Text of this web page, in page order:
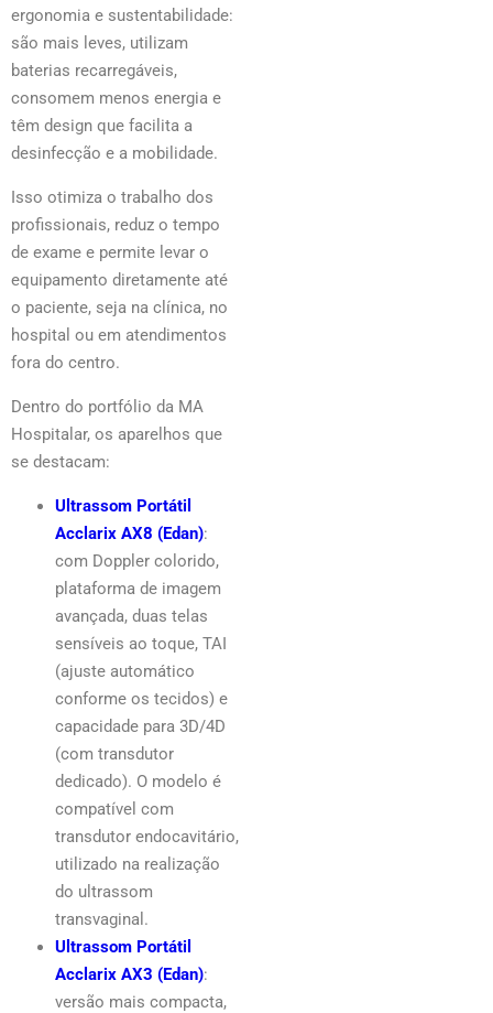
ergonomia e sustentabilidade:
são mais leves, utilizam
baterias recarregáveis,
consomem menos energia e
têm design que facilita a
desinfecção e a mobilidade.
Isso otimiza o trabalho dos
profissionais, reduz o tempo
de exame e permite levar o
equipamento diretamente até
o paciente, seja na clínica, no
hospital ou em atendimentos
fora do centro.
Dentro do portfólio da MA
Hospitalar, os aparelhos que
se destacam:
Ultrassom Portátil
Acclarix AX8 (Edan):
com Doppler colorido,
plataforma de imagem
avançada, duas telas
sensíveis ao toque, TAI
(ajuste automático
conforme os tecidos) e
capacidade para 3D/4D
(com transdutor
dedicado). O modelo é
compatível com
transdutor endocavitário,
utilizado na realização
do ultrassom
transvaginal.
Ultrassom Portátil
Acclarix AX3 (Edan):
versão mais compacta,